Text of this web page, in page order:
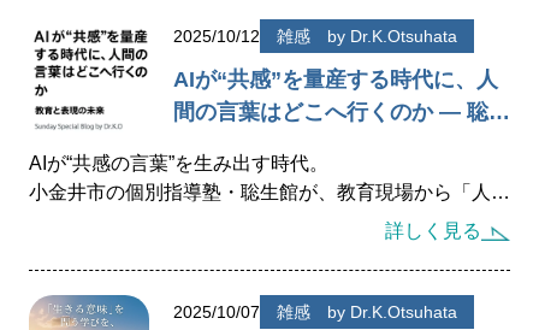
2025/10/12 雑感 by Dr.K.Otsuhata
AIが“共感”を量産する時代に、人
間の言葉はどこへ行くのか — 聡生
AIが“共感の言葉”を生み出す時代。
小金井市の個別指導塾・聡生館が、教育現場から「人間
詳しく見る
2025/10/07 雑感 by Dr.K.Otsuhata